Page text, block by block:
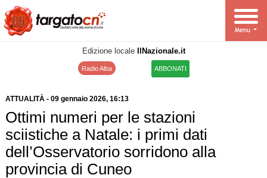
Edizione locale IlNazionale.it
Radio Alba ABBONATI
ATTUALITÀ- 09 gennaio 2026, 16:13
Ottimi numeri per le stazioni
sciistiche a Natale: i primi dati
dell’Osservatorio sorridono alla
provincia di Cuneo